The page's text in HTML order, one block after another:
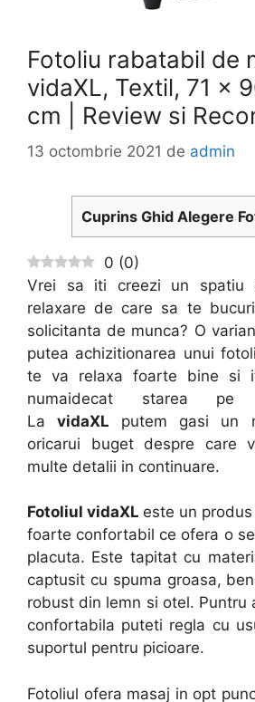
Fotoliu rabatabil de
vidaXL, Textil, 71 x
cm | Review si
13 octombrie 2021 de admin
Cuprins Ghid Alegere
0 (0)
Vrei sa iti creezi un
relaxare de care sa te
solicitanta de munca? O
putea achizitionarea unui
te va relaxa foarte bine si
numaidecat starea
LavidaXL putem gasi un
oricarui buget despre care
multe detalii in continuare.
Fotoliul vidaXL este un
foarte confortabil ce ofera o
placuta. Este tapitat cu
captusit cu spuma groasa,
robust din lemn si otel. Puntru
confortabila puteti regla cu
suportul pentru picioare.
Fotoliul ofera masaj in opt